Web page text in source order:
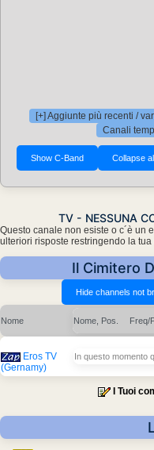
[+] Aggiunte più recenti /
Canali
TV - NESSUNA
Questo canale non esiste o c´è un
ulteriori risposte restringendo la
Il Cimitero
Nome Nome, Pos. Freq/
Eros TV
(Gernamy)
In questo momento
I Tuoi